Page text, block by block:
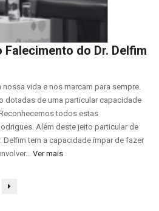
do Dr. Delfim
vida e nos marcam para sempre.
dotadas de uma particular capacidade
todos estas
Além deste jeito particular de
Delfim tem a capacidade ímpar de fazer
Ver mais